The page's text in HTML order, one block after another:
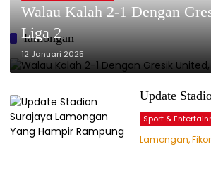
lamongan
Walau Kalah 2-1 Dengan
Liga 2
12 Januari 2025
Update
Sport &
Lamongan,